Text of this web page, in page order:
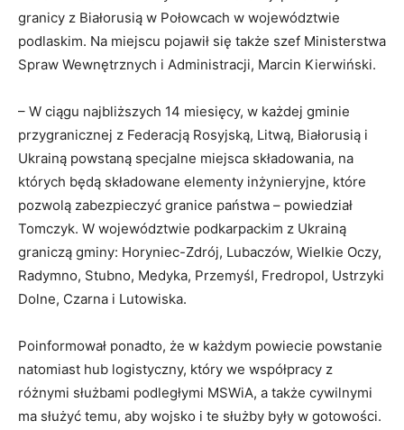
granicy z Białorusią w Połowcach w województwie
podlaskim. Na miejscu pojawił się także szef Ministerstwa
Spraw Wewnętrznych i Administracji, Marcin Kierwiński.
– W ciągu najbliższych 14 miesięcy, w każdej gminie
przygranicznej z Federacją Rosyjską, Litwą, Białorusią i
Ukrainą powstaną specjalne miejsca składowania, na
których będą składowane elementy inżynieryjne, które
pozwolą zabezpieczyć granice państwa – powiedział
Tomczyk. W województwie podkarpackim z Ukrainą
graniczą gminy: Horyniec-Zdrój, Lubaczów, Wielkie Oczy,
Radymno, Stubno, Medyka, Przemyśl, Fredropol, Ustrzyki
Dolne, Czarna i Lutowiska.
Poinformował ponadto, że w każdym powiecie powstanie
natomiast hub logistyczny, który we współpracy z
różnymi służbami podległymi MSWiA, a także cywilnymi
ma służyć temu, aby wojsko i te służby były w gotowości.